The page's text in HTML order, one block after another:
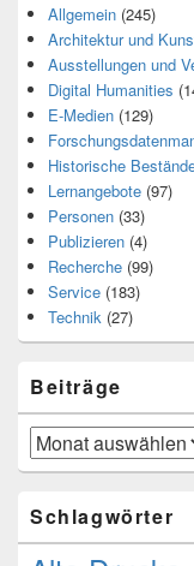
Allgemein (245)
Architektur und
Ausstellungen und
Digital Humanities
E-Medien (129)
Historische
Lernangebote (97)
Personen (33)
Publizieren (4)
Recherche (99)
Service (183)
Technik (27)
Beiträge
Beiträge
Schlagwörter